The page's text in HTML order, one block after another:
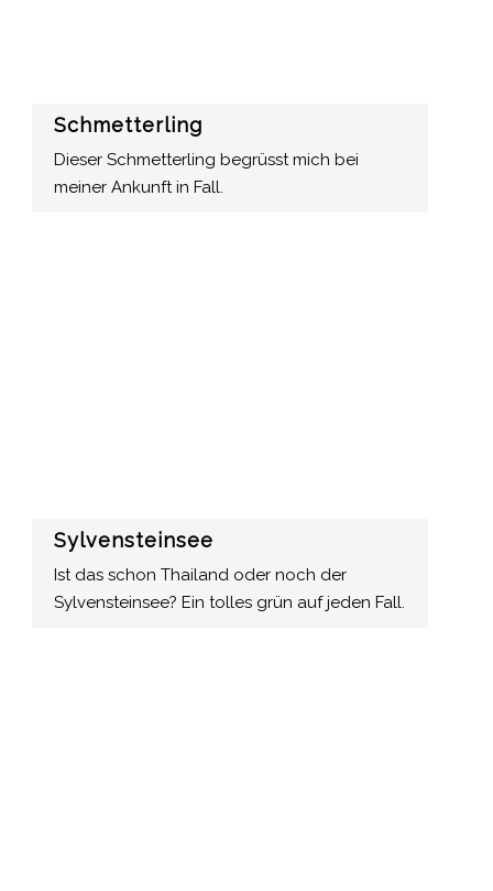
Schmetterling
Dieser Schmetterling begrüsst mich bei
meiner Ankunft in Fall.
Sylvensteinsee
Ist das schon Thailand oder noch der
Sylvensteinsee? Ein tolles grün auf jeden Fall.